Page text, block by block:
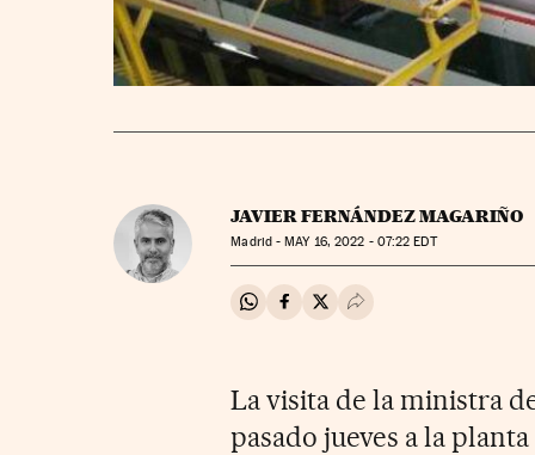
JAVIER FERNÁNDEZ MAGARIÑO
Madrid -MAY16, 2022 - 07:22 EDT
Compartir en Whatsapp
Compartir en Facebook
Compartir en Twitter
Desplegar Redes
La visita de la ministra
pasado jueves a la